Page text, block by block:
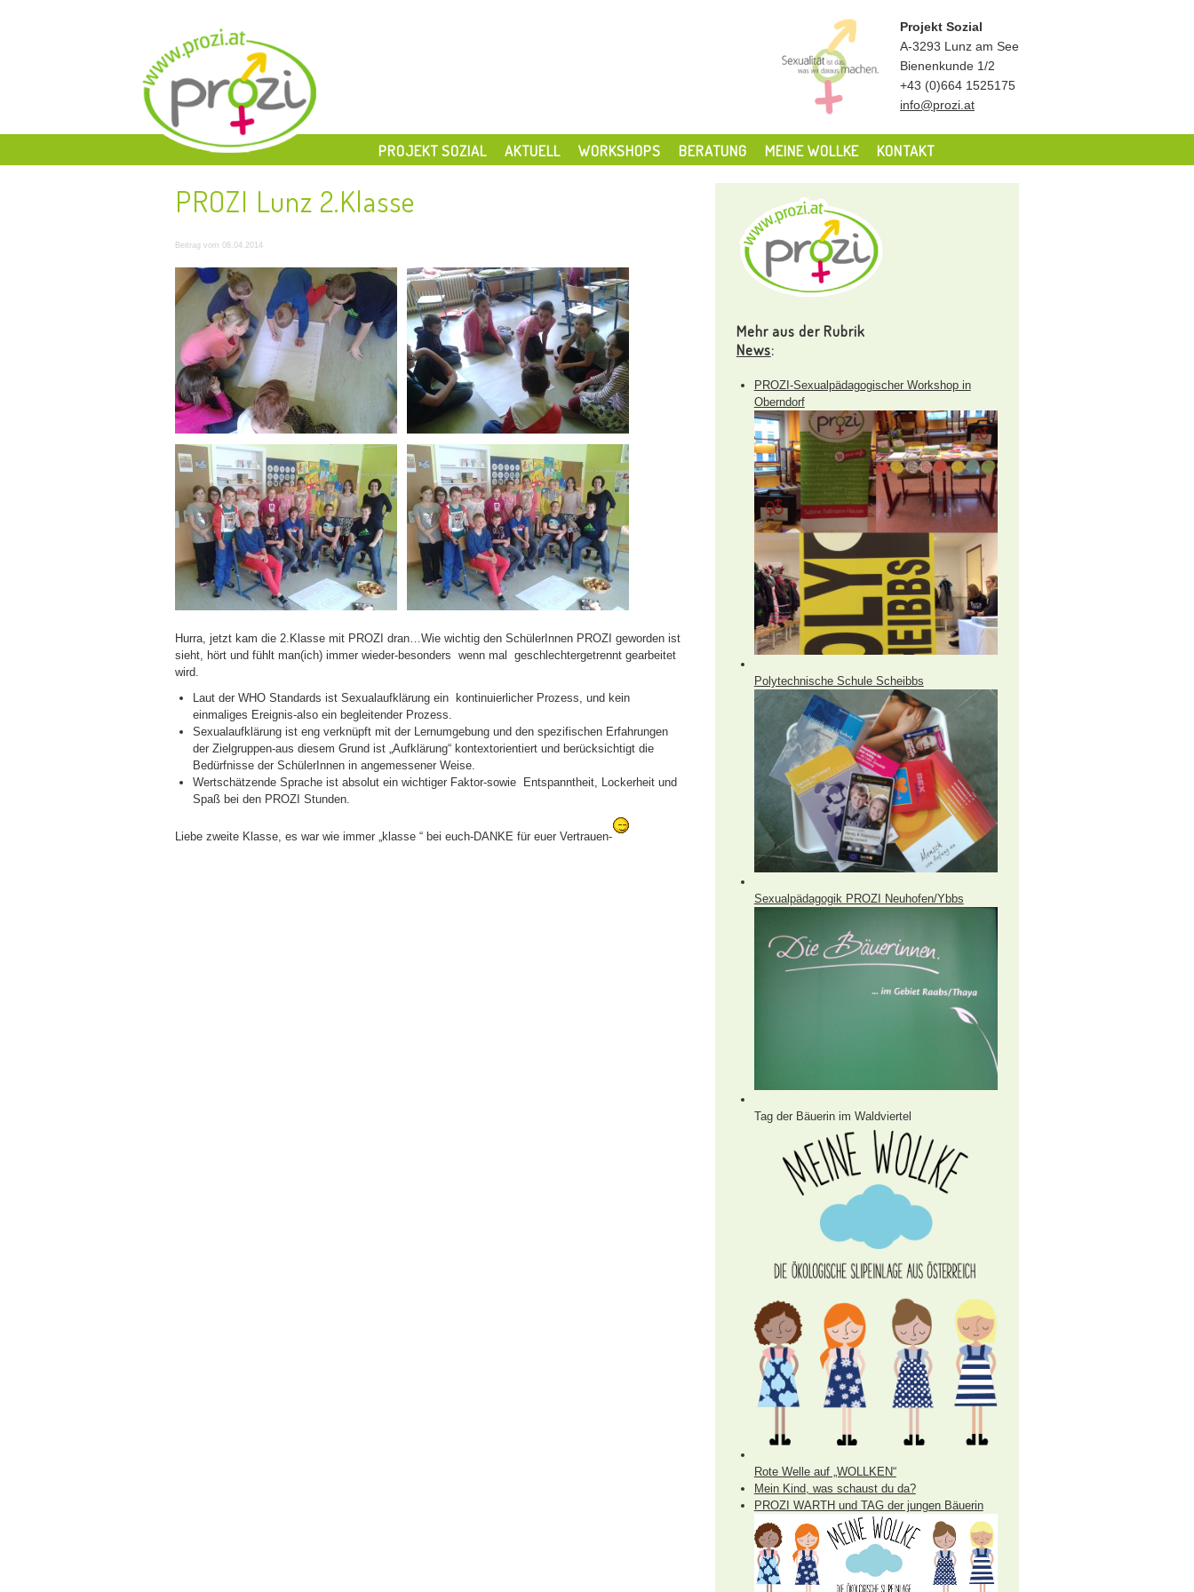
Projekt Sozial
A-3293 Lunz am See
Bienenkunde 1/2
+43 (0)664 1525175
info@prozi.at
PROJEKT SOZIAL AKTUELL WORKSHOPS BERATUNG MEINE WOLLKE KONTAKT
PROZI Lunz 2.Klasse
Beitrag vom 08.04.2014
Hurra, jetzt kam die 2.Klasse mit PROZI dran…Wie wichtig den SchülerInnen PROZI geworden ist
sieht, hört und fühlt man(ich) immer wieder-besonders wenn mal geschlechtergetrennt gearbeitet
wird.
Laut der WHO Standards ist Sexualaufklärung ein kontinuierlicher Prozess, und kein
einmaliges Ereignis-also ein begleitender Prozess.
Sexualaufklärung ist eng verknüpft mit der Lernumgebung und den spezifischen Erfahrungen
der Zielgruppen-aus diesem Grund ist „Aufklärung“ kontextorientiert und berücksichtigt die
Bedürfnisse der SchülerInnen in angemessener Weise.
Wertschätzende Sprache ist absolut ein wichtiger Faktor-sowie Entspanntheit, Lockerheit und
Spaß bei den PROZI Stunden.
Liebe zweite Klasse, es war wie immer „klasse “ bei euch-DANKE für euer Vertrauen-
Mehr aus der Rubrik
News:
PROZI-Sexualpädagogischer Workshop in
Oberndorf
Polytechnische Schule Scheibbs
Sexualpädagogik PROZI Neuhofen/Ybbs
Tag der Bäuerin im Waldviertel
Rote Welle auf „WOLLKEN“
Mein Kind, was schaust du da?
PROZI WARTH und TAG der jungen Bäuerin